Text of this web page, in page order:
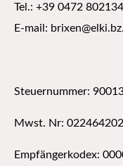
Tel.: +39 0472 802134
E-mail:
Steuernummer:
Mwst. Nr:
Empfängerkodex: